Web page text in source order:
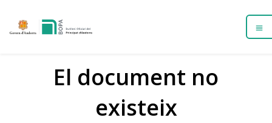
El document no
existeix